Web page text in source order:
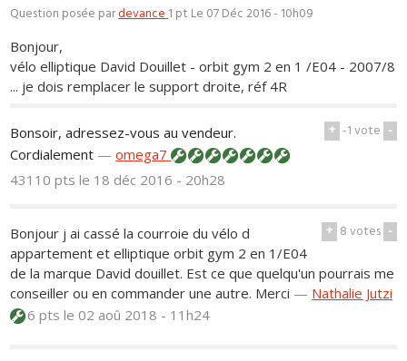
Question posée pardevance1 pt Le 07 Déc 2016 - 10h09
Bonjour,
vélo elliptique David Douillet - orbit gym 2 en 1 /E04 - 2007/8
... je dois remplacer le support droite, réf 4R
+ -1vote -
Bonsoir, adressez-vous au vendeur.
Cordialement —omega7
43110 ptsle 18 déc 2016 - 20h28
+ 8votes -
Bonjour j ai cassé la courroie du vélo d
appartement et elliptique orbit gym 2 en 1/E04
de la marque David douillet. Est ce que quelqu'un pourrais me
conseiller ou en commander une autre. Merci — Nathalie Jutzi
6 ptsle 02 aoû 2018 - 11h24